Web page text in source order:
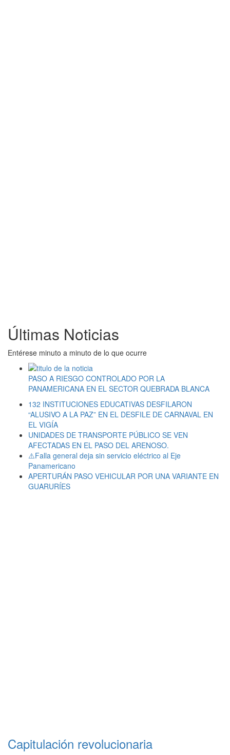
Últimas Noticias
Entérese minuto a minuto de lo que ocurre
PASO A RIESGO CONTROLADO POR LA
PANAMERICANA EN EL SECTOR QUEBRADA BLANCA
132 INSTITUCIONES EDUCATIVAS DESFILARON
“ALUSIVO A LA PAZ” EN EL DESFILE DE CARNAVAL EN
EL VIGÍA
UNIDADES DE TRANSPORTE PÚBLICO SE VEN
AFECTADAS EN EL PASO DEL ARENOSO.
⚠️Falla general deja sin servicio eléctrico al Eje
Panamericano
APERTURÁN PASO VEHICULAR POR UNA VARIANTE EN
GUARURÍES
Capitulación revolucionaria